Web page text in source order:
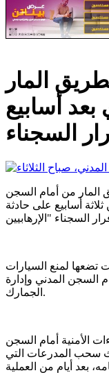
المار
أسابيع
السجناء
المار من أمام السجن
أسابيع على حادثة
تضعها لمنع السيارات
السجن المدني وإدارة
الجمارك.
الأمنية أمام السجن
سحب المدرعات التي